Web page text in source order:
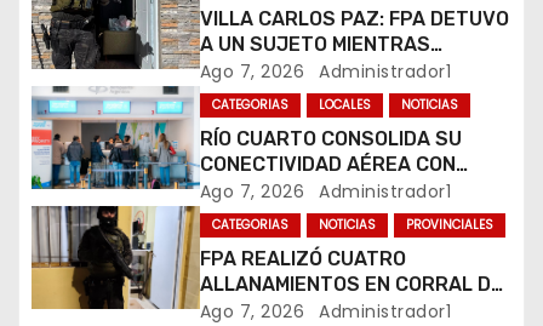
e
n
t
r
a
d
VILLA CARLOS PAZ: FPA DETUVO
A UN SUJETO MIENTRAS
COMERCIALIZABA COCAÍNA Y
MARIHUANA EN UNA PLAZA
Ago 7, 2026 Administrador1
CATEGORIAS LOCALES NOTICIAS
RÍO CUARTO CONSOLIDA SU
CONECTIVIDAD AÉREA CON
CUATRO VUELOS SEMANALES A
BUENOS AIRES
Ago 7, 2026 Administrador1
CATEGORIAS NOTICIAS PROVINCIALES
FPA REALIZÓ CUATRO
ALLANAMIENTOS EN CORRAL DE
BUSTOS-IFFLINGER
Ago 7, 2026 Administrador1